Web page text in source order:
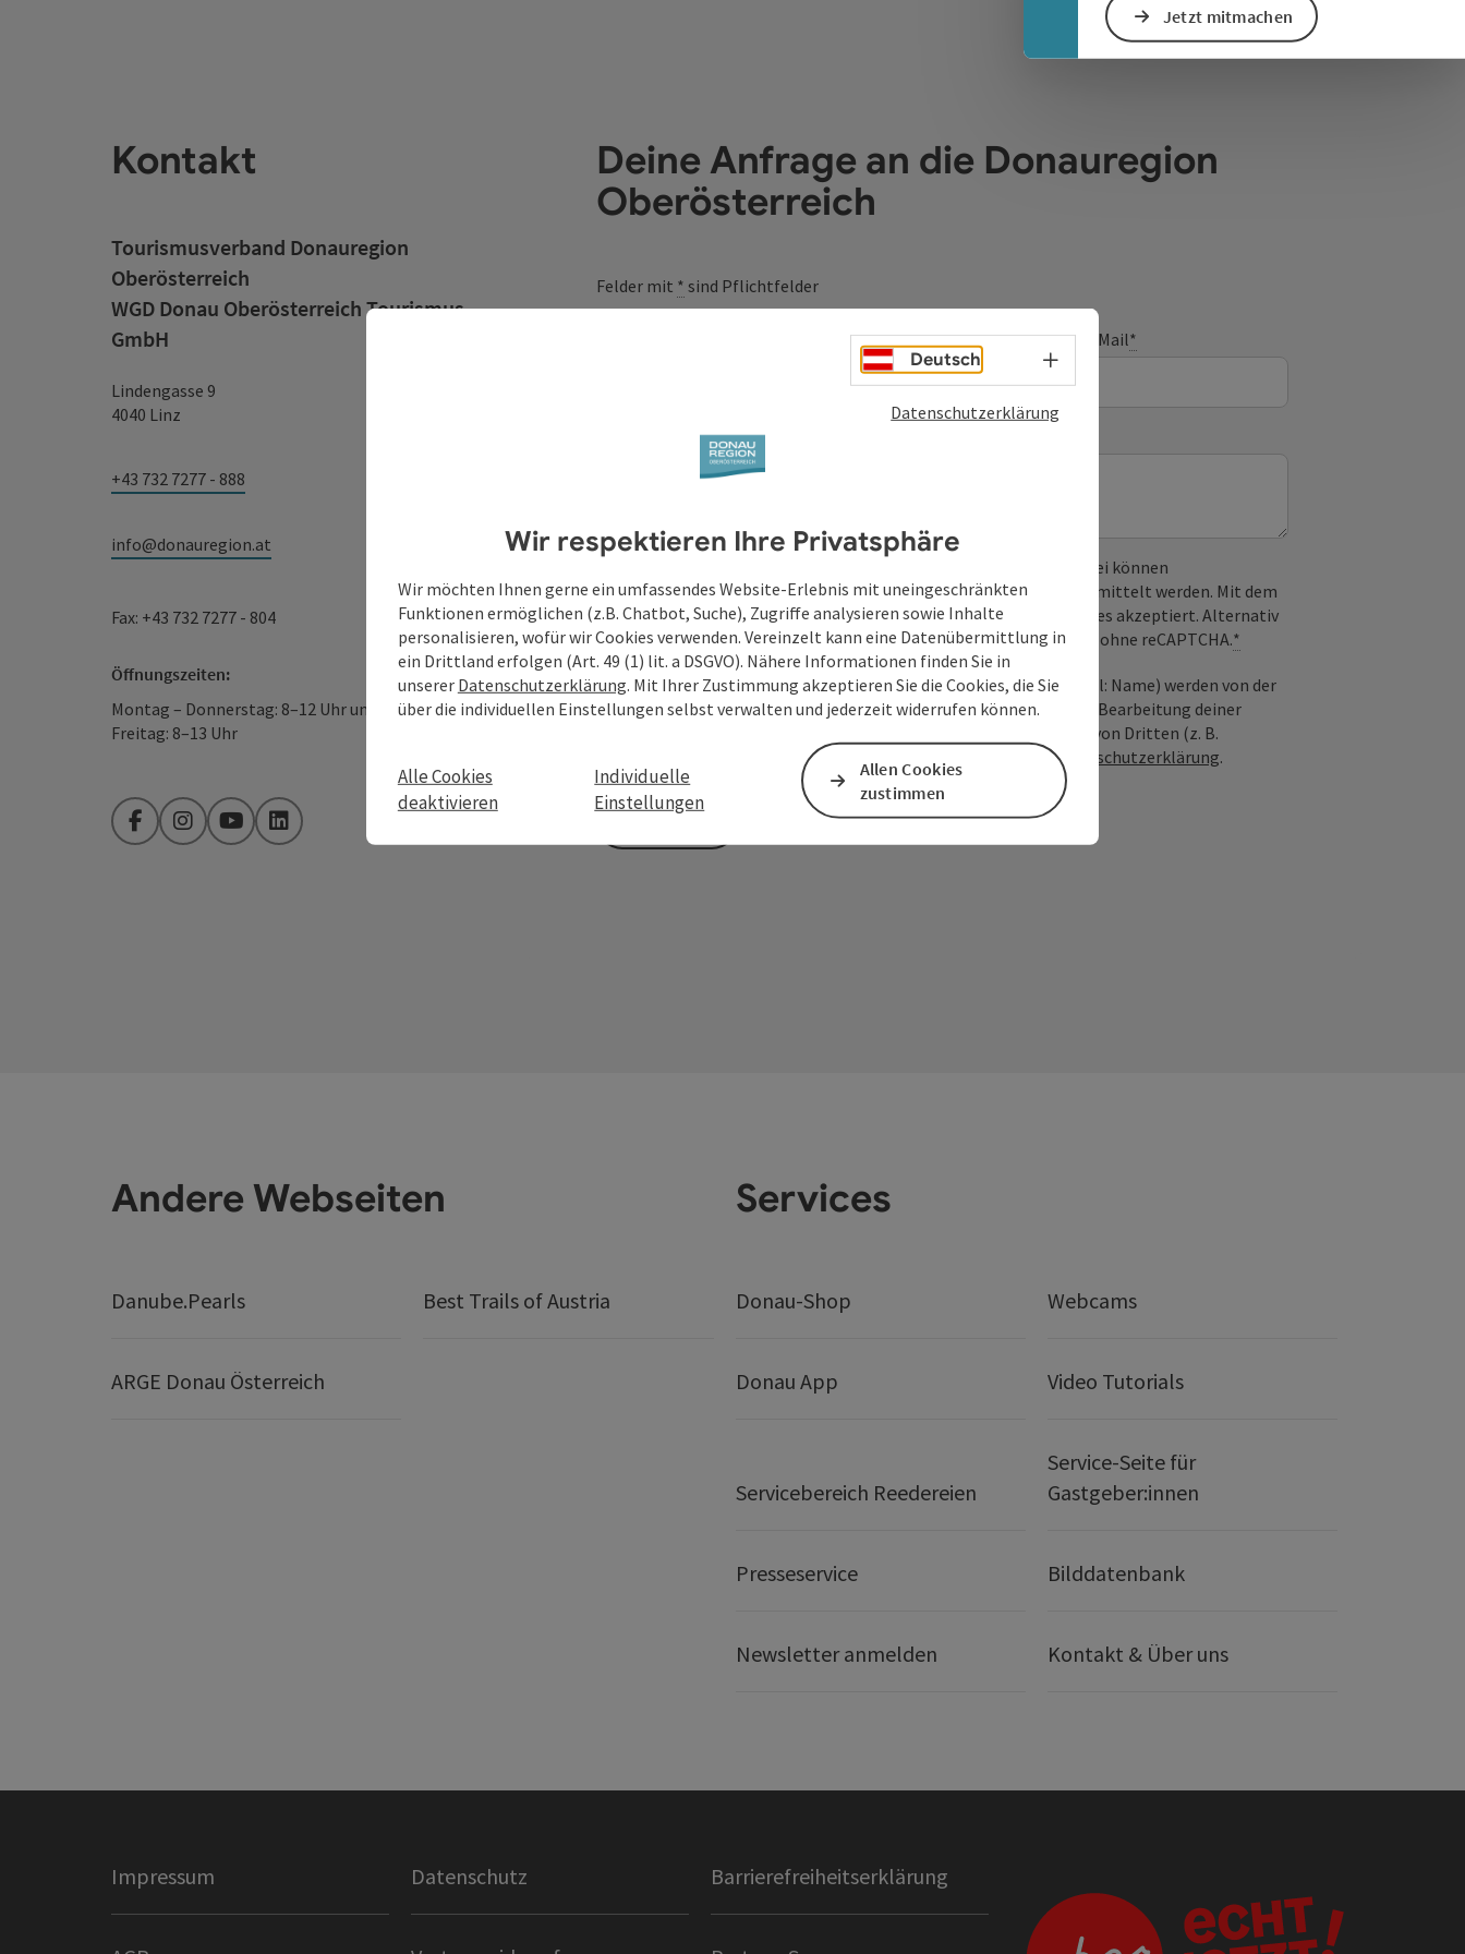
Jetzt mitmachen
Kontakt
Tourismusverband Donauregion
Oberösterreich
WGD Donau Oberösterreich Tourismus
GmbH
Lindengasse 9
4040 Linz
+43 732 7277 - 888
info@donauregion.at
Fax: +43 732 7277 - 804
Öffnungszeiten:
Montag – Donnerstag: 8–12 Uhr und 13–16 Uhr
Freitag: 8–13 Uhr
FacebookInstagramYouTubeLinkedIn
Deine Anfrage an die Donauregion
Oberösterreich
Felder mit * sind Pflichtfelder
Nachname E-Mail*
Unverbindliche Anfrage
Zum Schutz vor Spam wird Google reCAPTCHA verwendet. Dabei können
personenbezogene Daten (z. B. die IP-Adresse) an Google übermittelt werden. Mit dem
Absenden des Formulars werden die dafür erforderlichen Cookies akzeptiert. Alternativ
ist eine Kontaktaufnahme jederzeit per E-Mail möglich – ganz ohne reCAPTCHA.*
Deine bekannt gegebenen Daten (E-Mail-Adresse, Anfrage; optional: Name) werden von der
WGD Donau Oberösterreich Tourismus GmbH ausschließlich für die Bearbeitung deiner
Anfrage verwendet und nur dann weitergegeben, wenn die Anfrage von Dritten (z. B.
touristische Leistungsträger) zu beantworten ist. Siehe auchDatenschutzerklärung.
Andere Webseiten
Danube.Pearls Best Trails of Austria
ARGE Donau Österreich
Services
Donau-Shop Webcams
Donau App Video Tutorials
Servicebereich Reedereien
Service-Seite für
Gastgeber:innen
Presseservice Bilddatenbank
Newsletter anmelden Kontakt & Über uns
Impressum Datenschutz Barrierefreiheitserklärung
Deutsch Sprachwahl - Menü öffnen
Datenschutzerklärung
Wir respektieren Ihre Privatsphäre
Wir möchten Ihnen gerne ein umfassendes Website-Erlebnis mit uneingeschränkten
Funktionen ermöglichen (z.B. Chatbot, Suche), Zugriffe analysieren sowie Inhalte
personalisieren, wofür wir Cookies verwenden. Vereinzelt kann eine Datenübermittlung in
ein Drittland erfolgen (Art. 49 (1) lit. a DSGVO). Nähere Informationen finden Sie in
unserer Datenschutzerklärung. Mit Ihrer Zustimmung akzeptieren Sie die Cookies, die Sie
über die individuellen Einstellungen selbst verwalten und jederzeit widerrufen können.
Alle Cookies
deaktivieren
Individuelle
Einstellungen
Allen Cookies
zustimmen